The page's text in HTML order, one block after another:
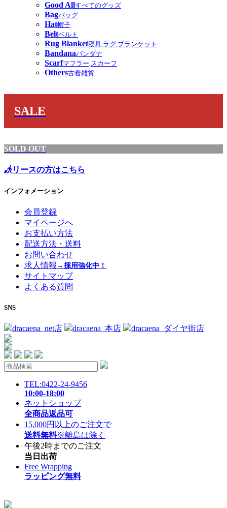
Good Allすべてのグッズ
Bagバッグ
Hat帽子
Beltベルト
Rug Blanket寝具,ラグ,ブランケット
Bandanaバンダナ
Scarfマフラー,スカーフ
Others古着雑貨
SALE
SOLD OUT
リースの方はこちら
インフォメーション
会員登録
マイページへ
お支払い方法
配送方法・送料
お問い合わせ
求人情報 →採用強化中！
サイトマップ
よくある質問
SNS
dracaena_net店 dracaena_本店 dracaena_ダイヤ街店
TEL:0422-24-9456
10:00-18:00
ネットショップ
全商品返品可
15,000円以上のご注文で
送料無料※離島は除く
午後2時までのご注文
当日出荷
Free Wrapping
ラッピング無料